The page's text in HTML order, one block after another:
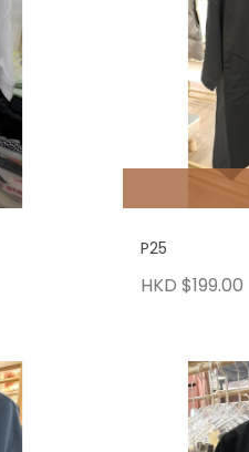
P25
HKD $199.00